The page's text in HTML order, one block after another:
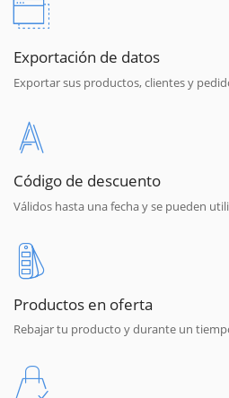
Exportación de datos
Exportar sus productos, clientes y
Código de descuento
Válidos hasta una fecha y se pueden
Productos en oferta
Rebajar tu producto y durante un